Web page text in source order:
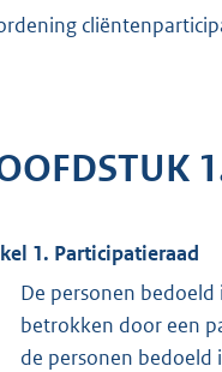
1. Participatieraad
De personen
betrokken door een
de personen bedoeld